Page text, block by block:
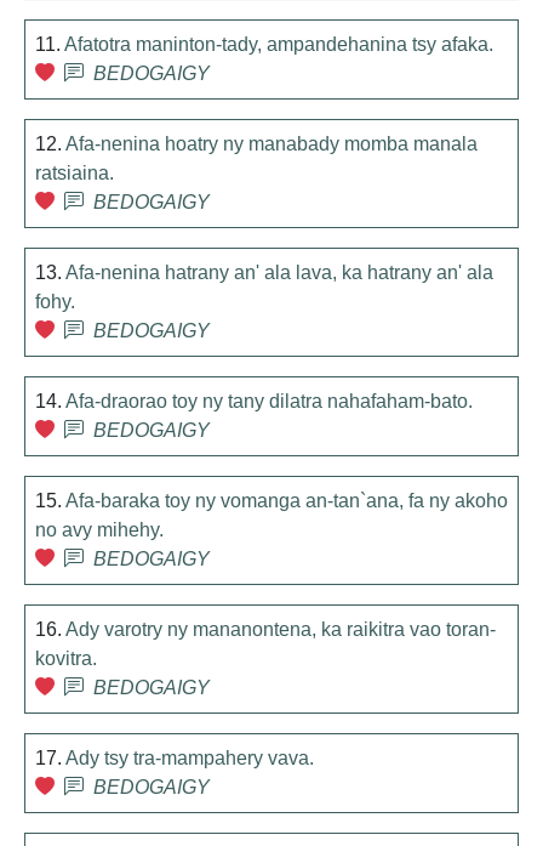
11. Afatotra maninton-tady, ampandehanina tsy afaka.
BEDOGAIGY
12. Afa-nenina hoatry ny manabady momba manala
ratsiaina.
BEDOGAIGY
13. Afa-nenina hatrany an' ala lava, ka hatrany an' ala
fohy.
BEDOGAIGY
14. Afa-draorao toy ny tany dilatra nahafaham-bato.
BEDOGAIGY
15. Afa-baraka toy ny vomanga an-tan`ana, fa ny akoho
no avy mihehy.
BEDOGAIGY
16. Ady varotry ny mananontena, ka raikitra vao toran-
kovitra.
BEDOGAIGY
17. Ady tsy tra-mampahery vava.
BEDOGAIGY